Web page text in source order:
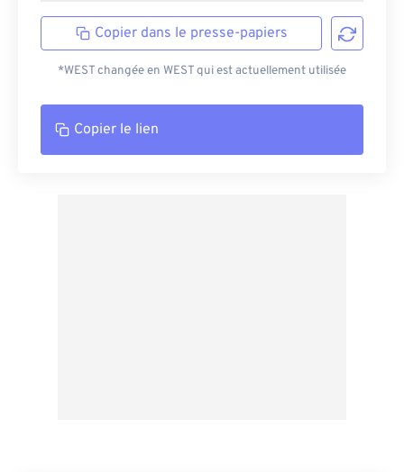
Copier dans le presse-papiers
*WEST changée en WEST qui est actuellement utilisée
Copier le lien